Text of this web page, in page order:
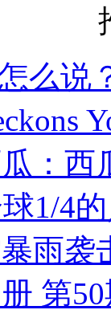
么说
：西
1/4
雨袭
第